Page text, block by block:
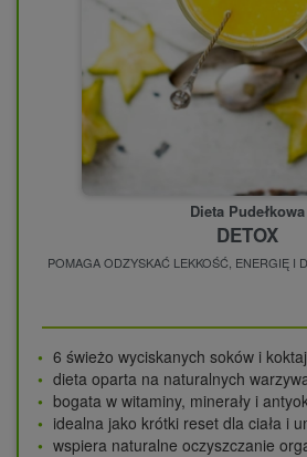
Dieta Pudełkowa
DETOX
POMAGA ODZYSKAĆ LEKKOŚĆ, ENERGIĘ I
6 świeżo wyciskanych soków i
dieta oparta na naturalnych
bogata w witaminy, minerały i
idealna jako krótki reset dla ciała i
wspiera naturalne oczyszczanie